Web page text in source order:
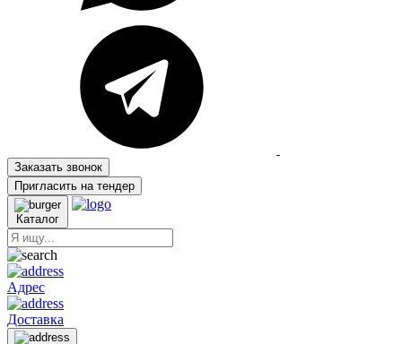
Заказать звонок
Пригласить на тендер
Каталог
Адрес
Доставка